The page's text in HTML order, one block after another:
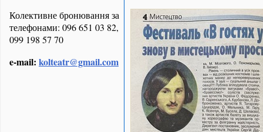
Колективне бронювання за
телефонами: 096 651 03 82,
099 198 57 70
e-mail: kolteatr@gmail.com